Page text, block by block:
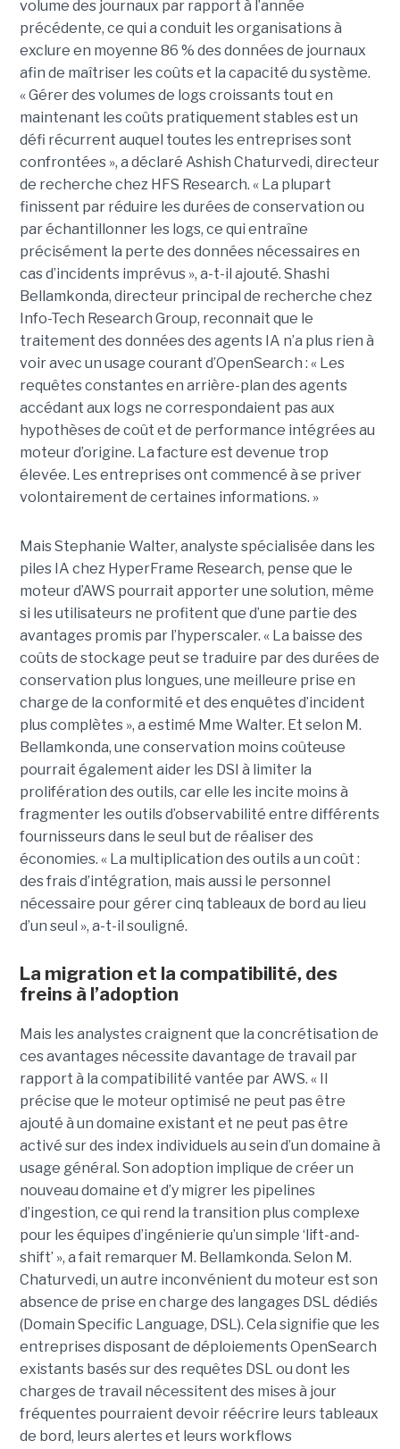
volume des journaux par rapport à l’année
précédente, ce qui a conduit les organisations à
exclure en moyenne 86 % des données de journaux
afin de maîtriser les coûts et la capacité du système.
« Gérer des volumes de logs croissants tout en
maintenant les coûts pratiquement stables est un
défi récurrent auquel toutes les entreprises sont
confrontées », a déclaré Ashish Chaturvedi, directeur
de recherche chez HFS Research. « La plupart
finissent par réduire les durées de conservation ou
par échantillonner les logs, ce qui entraîne
précisément la perte des données nécessaires en
cas d’incidents imprévus », a-t-il ajouté. Shashi
Bellamkonda, directeur principal de recherche chez
Info-Tech Research Group, reconnait que le
traitement des données des agents IA n’a plus rien à
voir avec un usage courant d’OpenSearch : « Les
requêtes constantes en arrière-plan des agents
accédant aux logs ne correspondaient pas aux
hypothèses de coût et de performance intégrées au
moteur d’origine. La facture est devenue trop
élevée. Les entreprises ont commencé à se priver
volontairement de certaines informations. »
Mais Stephanie Walter, analyste spécialisée dans les
piles IA chez HyperFrame Research, pense que le
moteur d’AWS pourrait apporter une solution, même
si les utilisateurs ne profitent que d’une partie des
avantages promis par l’hyperscaler. « La baisse des
coûts de stockage peut se traduire par des durées de
conservation plus longues, une meilleure prise en
charge de la conformité et des enquêtes d’incident
plus complètes », a estimé Mme Walter. Et selon M.
Bellamkonda, une conservation moins coûteuse
pourrait également aider les DSI à limiter la
prolifération des outils, car elle les incite moins à
fragmenter les outils d’observabilité entre différents
fournisseurs dans le seul but de réaliser des
économies. « La multiplication des outils a un coût :
des frais d’intégration, mais aussi le personnel
nécessaire pour gérer cinq tableaux de bord au lieu
d’un seul », a-t-il souligné.
La migration et la compatibilité, des
freins à l’adoption
Mais les analystes craignent que la concrétisation de
ces avantages nécessite davantage de travail par
rapport à la compatibilité vantée par AWS. « Il
précise que le moteur optimisé ne peut pas être
ajouté à un domaine existant et ne peut pas être
activé sur des index individuels au sein d’un domaine à
usage général. Son adoption implique de créer un
nouveau domaine et d’y migrer les pipelines
d’ingestion, ce qui rend la transition plus complexe
pour les équipes d’ingénierie qu’un simple ‘lift-and-
shift’ », a fait remarquer M. Bellamkonda. Selon M.
Chaturvedi, un autre inconvénient du moteur est son
absence de prise en charge des langages DSL dédiés
(Domain Specific Language, DSL). Cela signifie que les
entreprises disposant de déploiements OpenSearch
existants basés sur des requêtes DSL ou dont les
charges de travail nécessitent des mises à jour
fréquentes pourraient devoir réécrire leurs tableaux
de bord, leurs alertes et leurs workflows